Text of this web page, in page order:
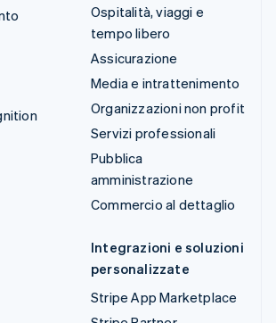
Ospitalità, viaggi e
tempo libero
Assicurazione
Media e intrattenimento
Organizzazioni non profit
Servizi professionali
Pubblica
amministrazione
Commercio al dettaglio
Integrazioni e soluzioni
personalizzate
Stripe App Marketplace